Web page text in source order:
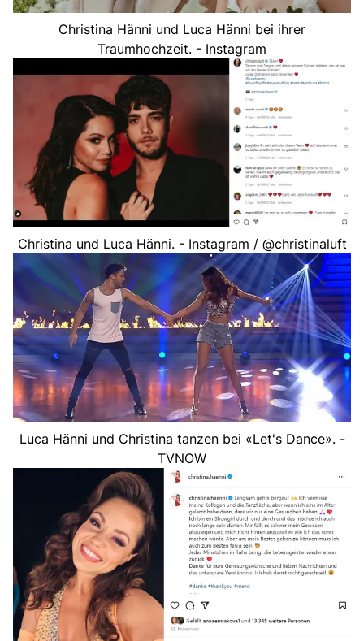
Christina Hänni und Luca Hänni bei ihrer
Traumhochzeit. - Instagram
Christina und Luca Hänni. - Instagram / @christinaluft
Luca Hänni und Christina tanzen bei «Let's Dance». -
TVNOW